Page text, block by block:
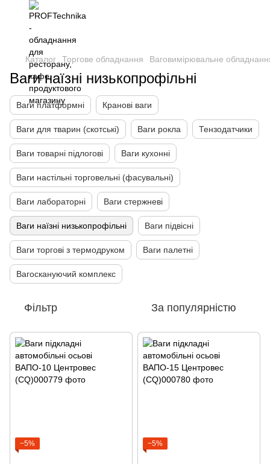
Каталог Торгове обладнання Ваговимірювальне
Ваги наїзні низькопрофільні
Ваги платформні Кранові ваги
Ваги для тварин (скотські) Ваги рокла Тензодатчики
Ваги товарні підлогові Ваги кухонні
Ваги настільні торговельні (фасувальні)
Ваги лабораторні Ваги стержневі
Ваги наїзні низькопрофільні Ваги підвісні
Ваги торгові з термодруком Ваги палетні
Вагоскануючий комплекс
Фільтр За популярністю
−5% −5%